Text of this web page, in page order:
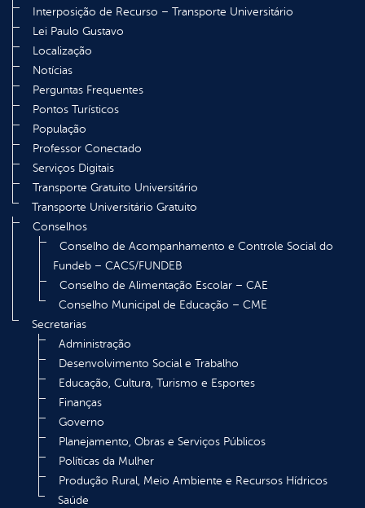
Interposição de Recurso – Transporte Universitário
Lei Paulo Gustavo
Localização
Notícias
Perguntas Frequentes
Pontos Turísticos
População
Professor Conectado
Serviços Digitais
Transporte Gratuito Universitário
Transporte Universitário Gratuito
Conselhos
Conselho de Acompanhamento e Controle Social do
Fundeb – CACS/FUNDEB
Conselho de Alimentação Escolar – CAE
Conselho Municipal de Educação – CME
Secretarias
Administração
Desenvolvimento Social e Trabalho
Educação, Cultura, Turismo e Esportes
Finanças
Governo
Planejamento, Obras e Serviços Públicos
Políticas da Mulher
Produção Rural, Meio Ambiente e Recursos Hídricos
Saúde